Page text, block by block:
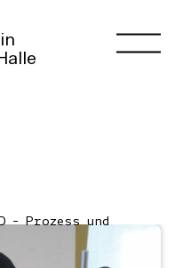
- Prozess und